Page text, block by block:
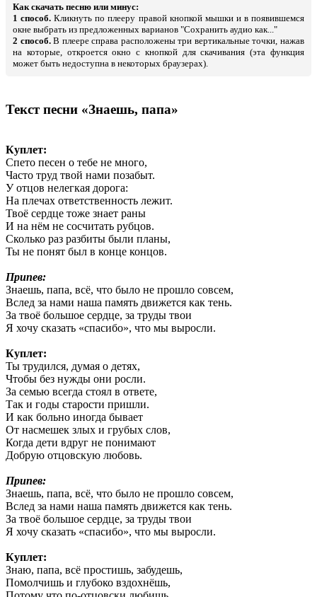
Как скачать песню или минус:
1 способ. Кликнуть по плееру правой кнопкой мышки и в появившемся
окне выбрать из предложенных варианов "Сохранить аудио как..."
2 способ.В плеере справа расположены три вертикальные точки, нажав
на которые, откроется окно с кнопкой для скачивания (эта функция
может быть недоступна в некоторых браузерах).
Текст песни «Знаешь, папа»
Куплет:
Спето песен о тебе не много,
Часто труд твой нами позабыт.
У отцов нелегкая дорога:
На плечах ответственность лежит.
Твоё сердце тоже знает раны
И на нём не сосчитать рубцов.
Сколько раз разбиты были планы,
Ты не понят был в конце концов.
Припев:
Знаешь, папа, всё, что было не прошло совсем,
Вслед за нами наша память движется как тень.
За твоё большое сердце, за труды твои
Я хочу сказать «спасибо», что мы выросли.
Куплет:
Ты трудился, думая о детях,
Чтобы без нужды они росли.
За семью всегда стоял в ответе,
Так и годы старости пришли.
И как больно иногда бывает
От насмешек злых и грубых слов,
Когда дети вдруг не понимают
Добрую отцовскую любовь.
Припев:
Знаешь, папа, всё, что было не прошло совсем,
Вслед за нами наша память движется как тень.
За твоё большое сердце, за труды твои
Я хочу сказать «спасибо», что мы выросли.
Куплет:
Знаю, папа, всё простишь, забудешь,
Помолчишь и глубоко вздохнёшь,